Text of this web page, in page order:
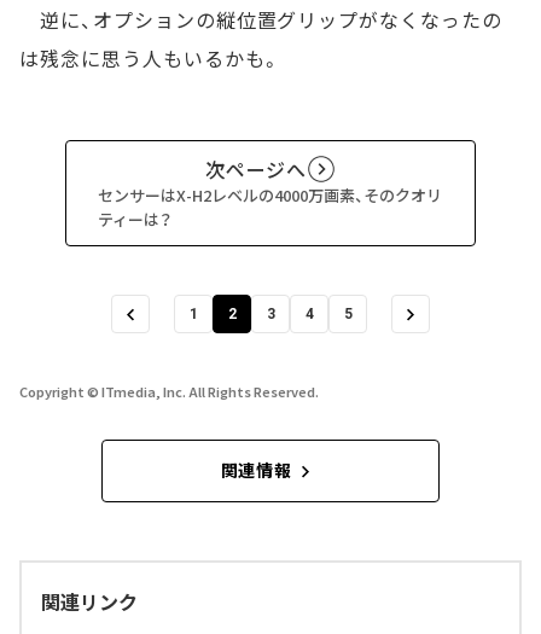
逆に、オプションの縦位置グリップがなくなったの
は残念に思う人もいるかも。
次ページへ
センサーはX-H2レベルの4000万画素、そのクオリ
ティーは？
1 2 3 4 5
Copyright © ITmedia, Inc. All Rights Reserved.
関連情報
関連リンク